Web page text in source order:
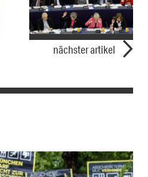
nächster artikel